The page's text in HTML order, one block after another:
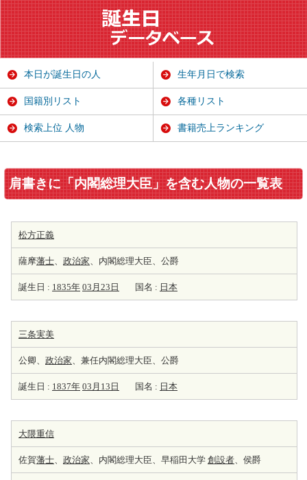
肩書きに「内閣総理大臣」を含む人物の一覧表
松方正義
薩摩藩士、 政治家、内閣総理大臣、公爵
誕生日 : 1835年 03月23日 国名 : 日本
三条実美
公卿、 政治家、兼任内閣総理大臣、公爵
誕生日 : 1837年 03月13日 国名 : 日本
大隈重信
佐賀藩士、 政治家、内閣総理大臣、早稲田大学 創設者、侯爵
本日が誕生日の人 生年月日で検索
国籍別リスト 各種リスト
検索上位 人物 書籍売上ランキング